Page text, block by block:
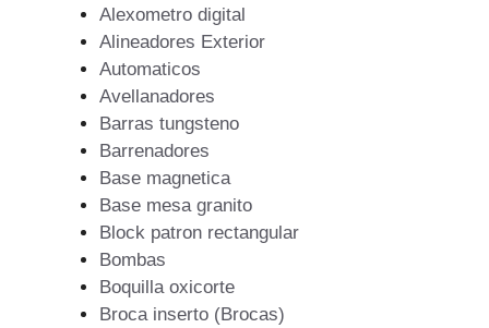
Alexometro digital
Alineadores Exterior
Automaticos
Avellanadores
Barras tungsteno
Barrenadores
Base magnetica
Base mesa granito
Block patron rectangular
Bombas
Boquilla oxicorte
Broca inserto (Brocas)